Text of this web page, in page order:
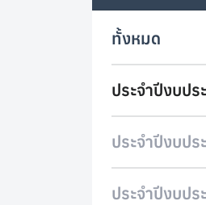
ทั้งหมด
ประจำปีงบป
ประจำปีงบป
ประจำปีงบป